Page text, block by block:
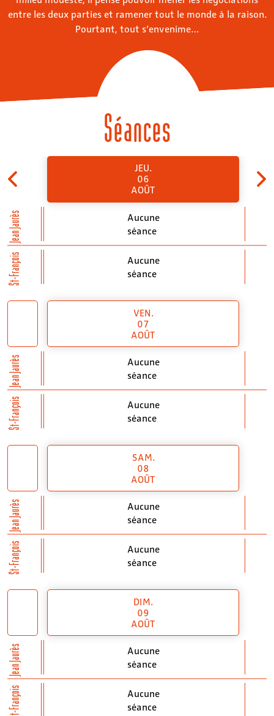
entre les deux parties et ramener tout le monde à la raison.
Pourtant, tout s’envenime…
Séances
Jean Jaurès
St-François
JEU.
06
AOÛT
Aucune
séance
Aucune
séance
Jean Jaurès
St-François
VEN.
07
AOÛT
Aucune
séance
Aucune
séance
Jean Jaurès
St-François
SAM.
08
AOÛT
Aucune
séance
Aucune
séance
Jean Jaurès
St-François
DIM.
09
AOÛT
Aucune
séance
Aucune
séance